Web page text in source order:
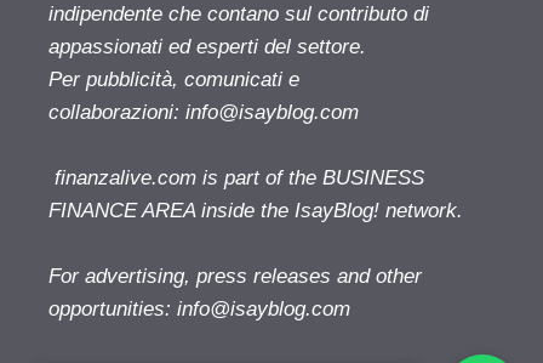
indipendente che contano sul contributo di
appassionati ed esperti del settore.
Per pubblicità, comunicati e
collaborazioni: info@isayblog.com
finanzalive.com is part of the BUSINESS
FINANCE AREA inside the IsayBlog! network.
For advertising, press releases and other
opportunities: info@isayblog.com